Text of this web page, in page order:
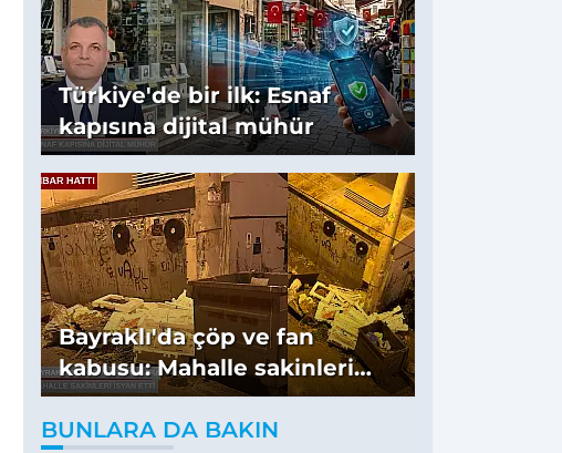
Türkiye'de bir ilk: Esnaf
kapısına dijital mühür
Bayraklı'da çöp ve fan
kabusu: Mahalle sakinleri
isyan etti
BUNLARA DA BAKIN